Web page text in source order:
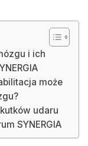
i ich
może
udaru
SYNERGIA